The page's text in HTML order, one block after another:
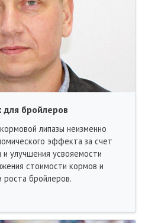
бройлеров
липазы неизменно
эффекта за счет
улучшения усвояемости
стоимости кормов и
роста бройлеров.